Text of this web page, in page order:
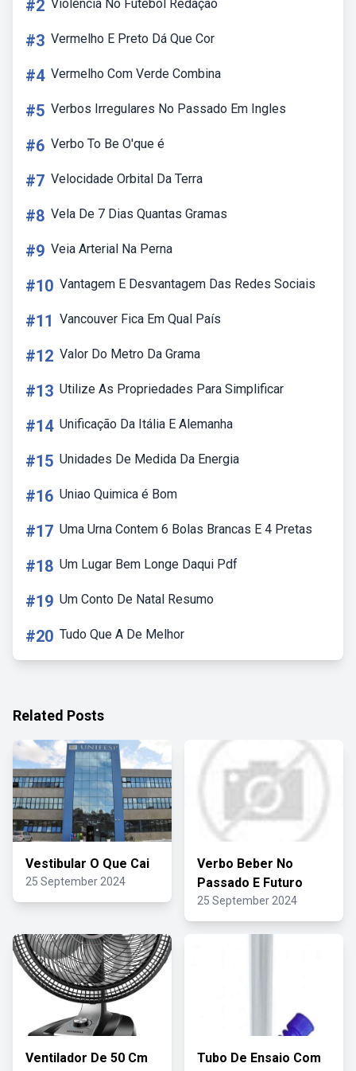
#2 Violência No Futebol Redação
#3 Vermelho E Preto Dá Que Cor
#4 Vermelho Com Verde Combina
#5 Verbos Irregulares No Passado Em Ingles
#6 Verbo To Be O'que é
#7 Velocidade Orbital Da Terra
#8 Vela De 7 Dias Quantas Gramas
#9 Veia Arterial Na Perna
#10 Vantagem E Desvantagem Das Redes Sociais
#11 Vancouver Fica Em Qual País
#12 Valor Do Metro Da Grama
#13 Utilize As Propriedades Para Simplificar
#14 Unificação Da Itália E Alemanha
#15 Unidades De Medida Da Energia
#16 Uniao Quimica é Bom
#17 Uma Urna Contem 6 Bolas Brancas E 4 Pretas
#18 Um Lugar Bem Longe Daqui Pdf
#19 Um Conto De Natal Resumo
#20 Tudo Que A De Melhor
Related Posts
Vestibular O Que Cai
25 September 2024
Verbo Beber No
Passado E Futuro
25 September 2024
Ventilador De 50 Cm
Tubo De Ensaio Com